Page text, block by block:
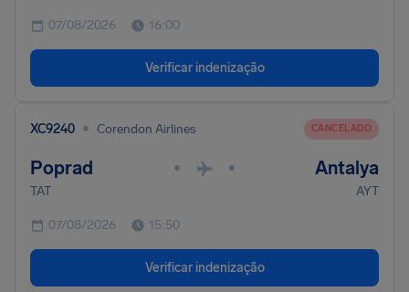
07/08/2026 16:00
Verificar indenização
XC9240 • Corendon Airlines CANCELADO
Poprad • • Antalya
TAT AYT
07/08/2026 15:50
Verificar indenização